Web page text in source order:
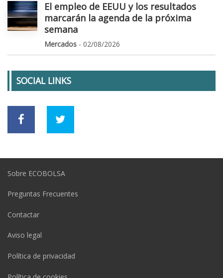
El empleo de EEUU y los resultados
marcarán la agenda de la próxima
semana
Mercados - 02/08/2026
SOCIAL LINKS
Sobre ECOBOLSA
Preguntas Frecuentes
Contactar
Aviso legal
Política de privacidad